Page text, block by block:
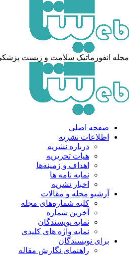
انفورماتیک سلامت و زیست پزشکی
صفحه اصلی
اطلاعات نشریه
درباره نشریه
هیات تحریریه
اهداف و زمینه‌ها
نمایه نامه ها
اخبار نشریه
آرشیو مجله و مقالات
کلیه شماره‌های مجله
آخرین شماره
نمایه نویسندگان
نمایه واژه های کلیدی
برای نویسندگان
راهنمای نگارش مقاله